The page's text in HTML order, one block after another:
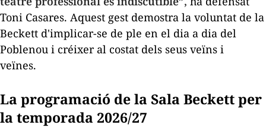
Toni Casares. Aquest gest demostra la voluntat de la
Beckett d'implicar-se de ple en el dia a dia del
Poblenou i créixer al costat dels seus veïns i
veïnes.
La programació de la Sala Beckett per
la temporada 2026/27